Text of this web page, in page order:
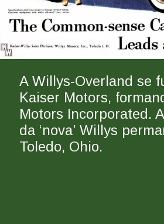
A Willys-Overland se
Kaiser Motors,
Motors Incorporated.
da ‘nova’ Willys
Toledo, Ohio.